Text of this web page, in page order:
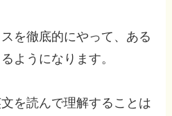
を徹底的にやって、ある
ようになります。
を読んで理解することは